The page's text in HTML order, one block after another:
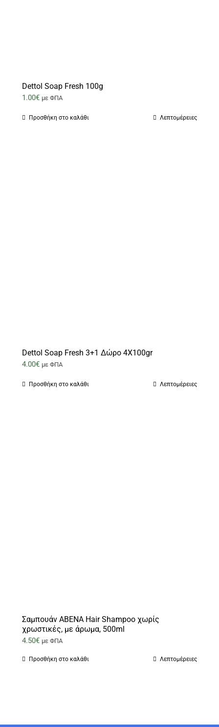
Dettol Soap Fresh 100g
1.00€ με ΦΠΑ
Προσθήκη στο καλάθι Λεπτομέρειες
Dettol Soap Fresh 3+1 Δώρο 4X100gr
4.00€ με ΦΠΑ
Προσθήκη στο καλάθι Λεπτομέρειες
Σαμπουάν ABENA Hair Shampoo χωρίς
χρωστικές, με άρωμα, 500ml
4.50€ με ΦΠΑ
Προσθήκη στο καλάθι Λεπτομέρειες